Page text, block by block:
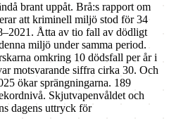
brant uppåt. Brå:s rapport om
att kriminell miljö stod för 34
Åtta av tio fall av dödligt
miljö under samma period.
omkring 10 dödsfall per år i
motsvarande siffra cirka 30. Och
ökar sprängningarna. 189
Skjutvapenvåldet och
dagens uttryck för